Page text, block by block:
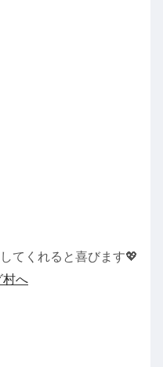
てくれると喜びます💖